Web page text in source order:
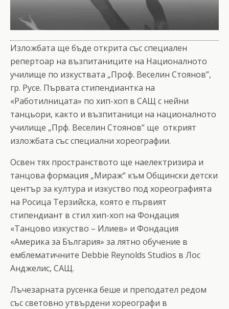
Изложбата ще бъде открита със специален
репертоар на възпитаниците на Националното
училище по изкуствата „Проф. Веселин Стоянов”,
гр. Русе. Първата стипендиантка на
«Работилницата» по хип-хоп в САЩ с нейни
танцьори, както и възпитаници на националното
училище „Прф. Веселин Стоянов“ ще открият
изложбата със специални хореографии.
Освен тях пространството ще наелектризира и
танцова формация „Мираж“ към Общински детски
център за култура и изкуство под хореографията
на Росица Терзийска, която е първият
стипендиант в стил хип-хоп на Фондация
«Танцово изкуство – Илиев» и Фондация
«Америка за България» за лятно обучение в
емблематичните Debbie Reynolds Studios в Лос
Анджелис, САЩ.
Лъчезарната русенка беше и преподател редом
със световно утвърдени хореографи в